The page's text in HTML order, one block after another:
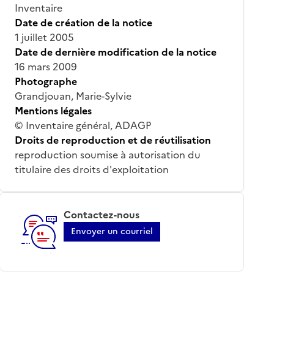
Inventaire
Date de création de la notice
1 juillet 2005
Date de dernière modification de la notice
16 mars 2009
Photographe
Grandjouan, Marie-Sylvie
Mentions légales
© Inventaire général, ADAGP
Droits de reproduction et de réutilisation
reproduction soumise à autorisation du
titulaire des droits d'exploitation
Contactez-nous
Envoyer un courriel